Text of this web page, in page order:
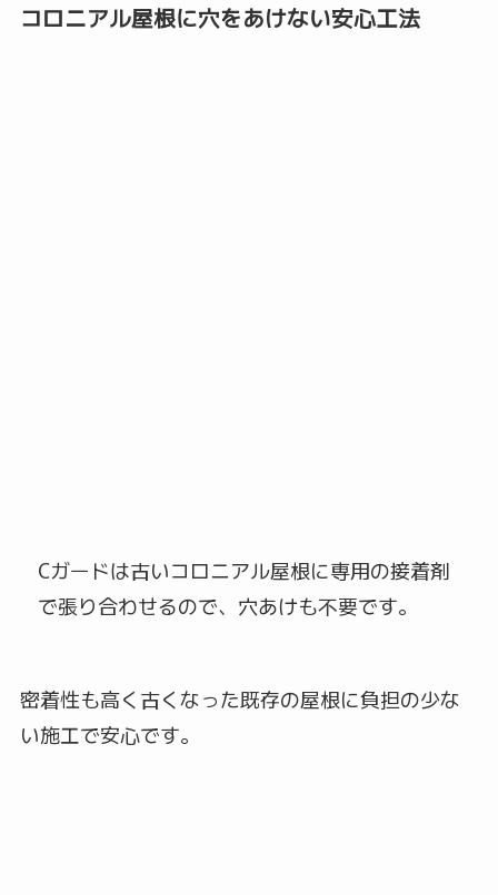
コロニアル屋根に穴をあけない安心工法
Cガードは古いコロニアル屋根に専用の接着剤
で張り合わせるので、穴あけも不要です。
密着性も高く古くなった既存の屋根に負担の少な
い施工で安心です。